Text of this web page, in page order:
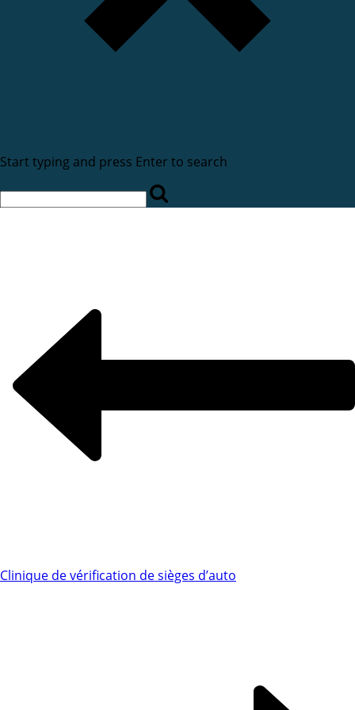
Start typing and press Enter to search
Clinique de vérification de sièges d’auto